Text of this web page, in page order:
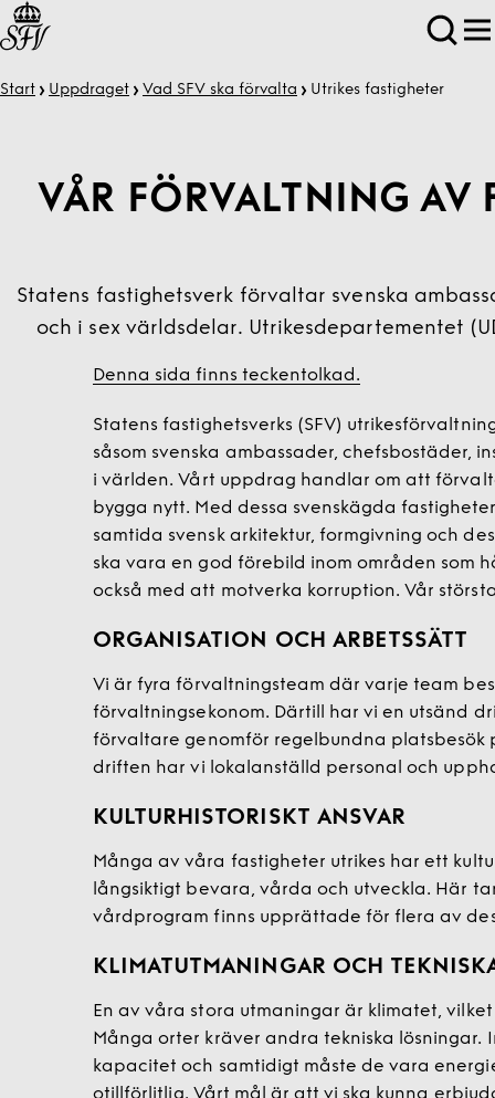
Start Uppdraget Vad SFV ska förvalta Utrikes fastigheter
VÅR FÖRVALTNING AV
Statens fastighetsverk förvaltar svenska
och i sex världsdelar. Utrikesdepartementet
Denna sida finns teckentolkad.
Statens fastighetsverks (SFV)
såsom svenska ambassader, chefsbostäder,
i världen. Vårt uppdrag handlar om att
bygga nytt. Med dessa svenskägda
samtida svensk arkitektur, formgivning och
ska vara en god förebild inom områden som
också med att motverka korruption. Vår
ORGANISATION OCH ARBETSSÄTT
Vi är fyra förvaltningsteam där varje team
förvaltningsekonom. Därtill har vi en utsänd
förvaltare genomför regelbundna
driften har vi lokalanställd personal och
KULTURHISTORISKT ANSVAR
Många av våra fastigheter utrikes har ett
långsiktigt bevara, vårda och utveckla. Här
vårdprogram finns upprättade för flera av
KLIMATUTMANINGAR OCH
En av våra stora utmaningar är klimatet,
Många orter kräver andra tekniska lösningar.
kapacitet och samtidigt måste de vara